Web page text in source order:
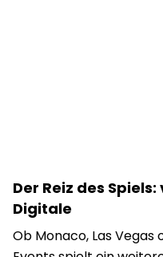
Der Reiz des
Digitale
Ob Monaco, Las Vegas